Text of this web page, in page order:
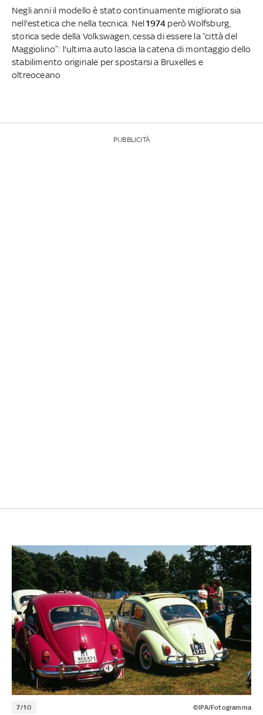
Negli anni il modello è stato continuamente migliorato sia
nell'estetica che nella tecnica. Nel1974 però Wolfsburg,
storica sede della Volkswagen, cessa di essere la “città del
Maggiolino”: l'ultima auto lascia la catena di montaggio dello
stabilimento originale per spostarsi a Bruxelles e
oltreoceano
PUBBLICITÀ
7/10 ©IPA/Fotogramma